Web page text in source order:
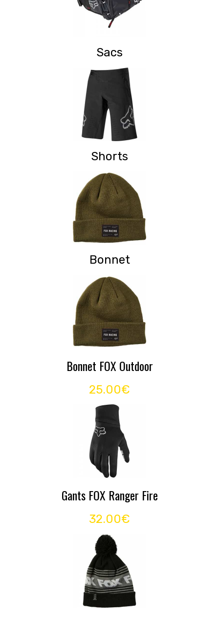
Sacs
Shorts
Bonnet
Bonnet FOX Outdoor
25.00€
Gants FOX Ranger Fire
32.00€